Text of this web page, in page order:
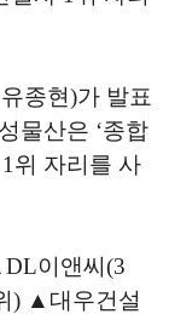
종현)가 발표
물산은 ‘종합
위 자리를 사
이앤씨(3
) ▲대우건설